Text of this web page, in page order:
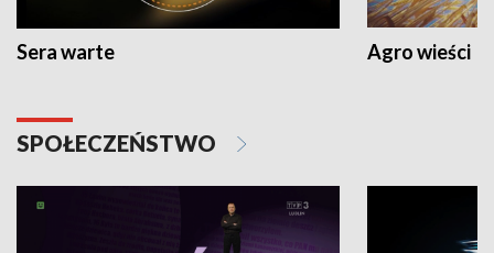
Sera warte Agro wieści
SPOŁECZEŃSTWO